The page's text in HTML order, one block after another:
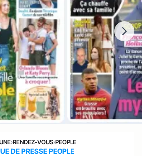
›RENDEZ-VOUS›PEOPLE
DE PRESSE PEOPLE